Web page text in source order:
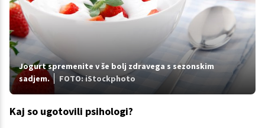
Jogurt spremenite v še bolj zdravega s sezonskim
sadjem.
FOTO: iStockphoto
Kaj so ugotovili psihologi?